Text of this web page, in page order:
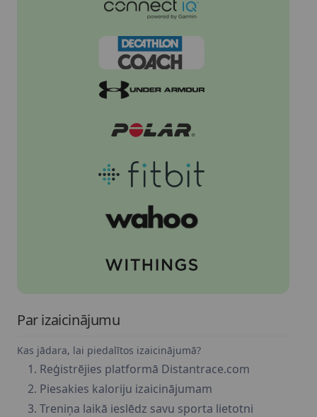
Par izaicinājumu
Kas jādara, lai piedalītos izaicinājumā?
Reģistrējies platformā Distantrace.com
Piesakies kaloriju izaicinājumam
Treniņa laikā ieslēdz savu sporta lietotni